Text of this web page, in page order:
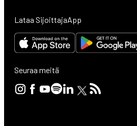
Lataa SijoittajaApp
Seuraa meitä